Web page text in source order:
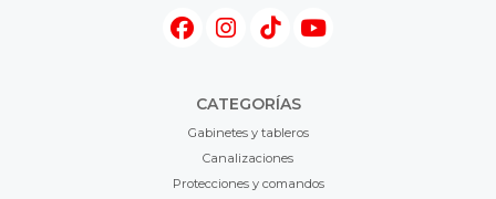
CATEGORÍAS
Gabinetes y tableros
Canalizaciones
Protecciones y comandos